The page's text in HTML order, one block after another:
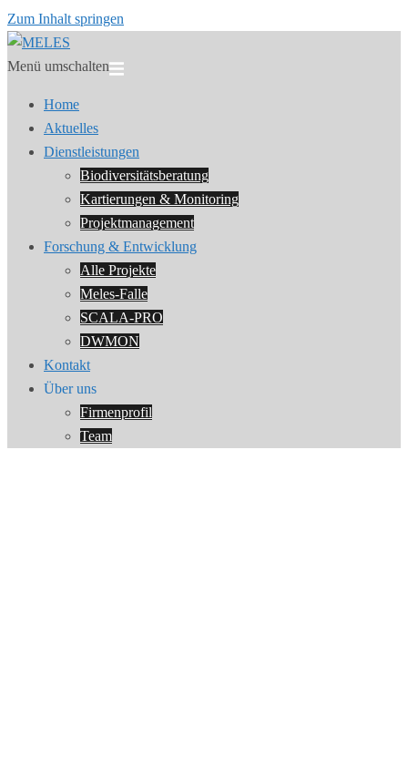
Zum Inhalt springen
Menü umschalten
Home
Aktuelles
Dienstleistungen
Biodiversitätsberatung
Kartierungen & Monitoring
Projektmanagement
Forschung & Entwicklung
Alle Projekte
Meles-Falle
SCALA-PRO
DWMON
Kontakt
Über uns
Firmenprofil
Team